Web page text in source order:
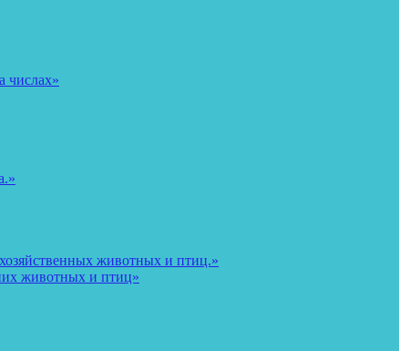
числах»
животных и птиц.»
животных и птиц»